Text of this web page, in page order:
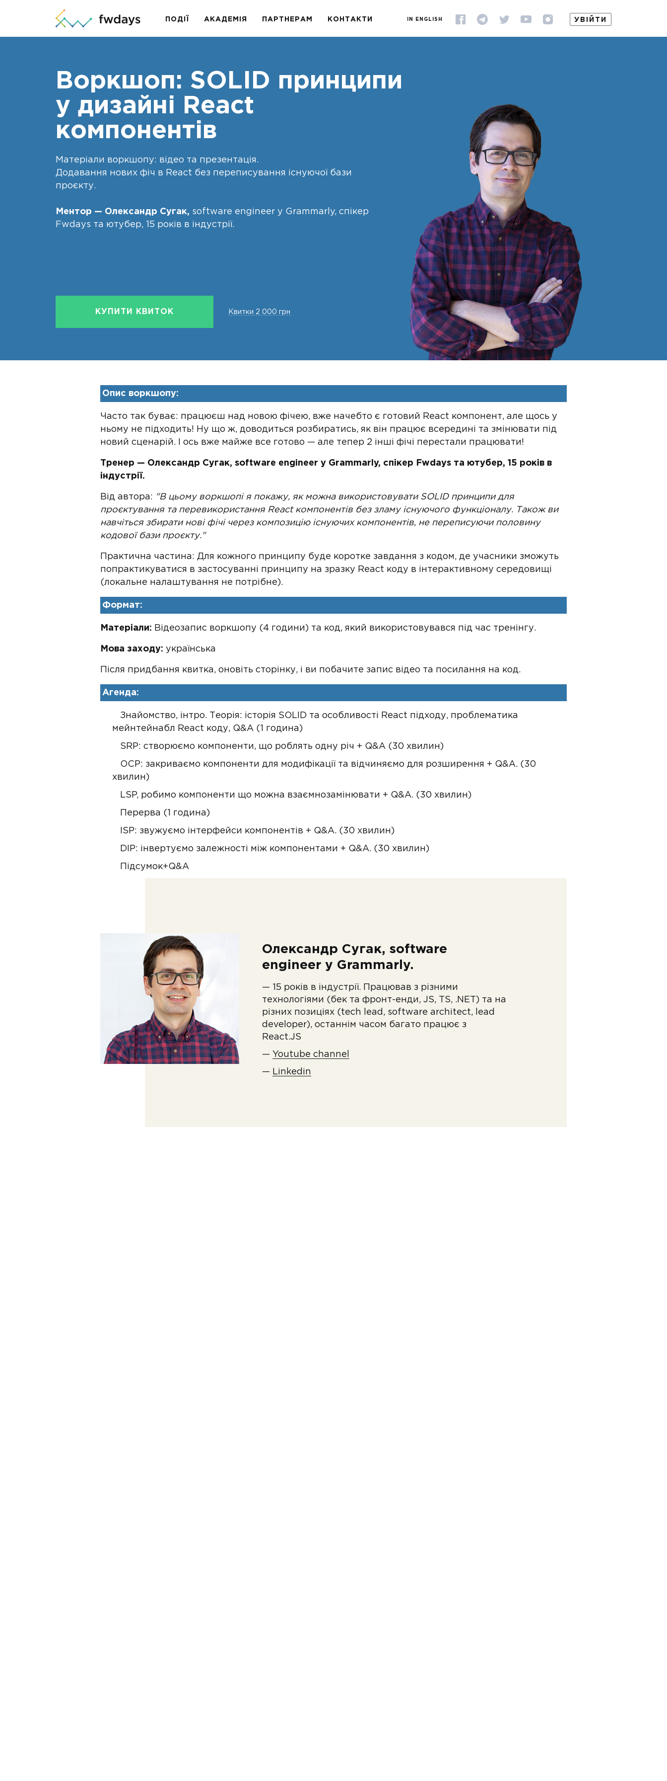
ПОДІЇ АКАДЕМІЯ ПАРТНЕРАМ КОНТАКТИ IN ENGLISH УВІЙТИ
Воркшоп: SOLID принципи
у дизайні React
компонентів
Матеріали воркшопу: відео та презентація.
Додавання нових фіч в React без переписування існуючої бази
проєкту.
Ментор — Олександр Сугак, software engineer у Grammarly, спікер
Fwdays та ютубер, 15 років в індустрії.
КУПИТИ КВИТОК Квитки 2 000 грн
Опис воркшопу:
Часто так буває: працюєш над новою фічею, вже начебто є готовий React компонент, але щось у
ньому не підходить! Ну що ж, доводиться розбиратись, як він працює всередині та змінювати під
новий сценарій. І ось вже майже все готово — але тепер 2 інші фічі перестали працювати!
Тренер — Олександр Сугак, software engineer у Grammarly, спікер Fwdays та ютубер, 15 років в
індустрії.
Від автора: "В цьому воркшопі я покажу, як можна використовувати SOLID принципи для
проєктування та перевикористання React компонентів без зламу існуючого функціоналу. Також ви
навчіться збирати нові фічі через композицію існуючих компонентів, не переписуючи половину
кодової бази проєкту."
Практична частина: Для кожного принципу буде коротке завдання з кодом, де учасники зможуть
попрактикуватися в застосуванні принципу на зразку React коду в інтерактивному середовищі
(локальне налаштування не потрібне).
Формат:
Матеріали: Відеозапис воркшопу (4 години) та код, який використовувався під час тренінгу.
Мова заходу: українська
Після придбання квитка, оновіть сторінку, і ви побачите запис відео та посилання на код.
Агенда:
Знайомство, інтро. Теорія: історія SOLID та особливості React підходу, проблематика
мейнтейнабл React коду, Q&A (1 година)
SRP: створюємо компоненти, що роблять одну річ + Q&A (30 хвилин)
OCP: закриваємо компоненти для модифікації та відчиняємо для розширення + Q&A. (30
хвилин)
LSP, робимо компоненти що можна взаємнозамінювати + Q&A. (30 хвилин)
Перерва (1 година)
ISP: звужуємо інтерфейси компонентів + Q&A. (30 хвилин)
DIP: інвертуємо залежності між компонентами + Q&A. (30 хвилин)
Підсумок+Q&A
Олександр Сугак, software
engineer у Grammarly.
— 15 років в індустрії. Працював з різними
технологіями (бек та фронт-енди, JS, TS, .NET) та на
різних позиціях (tech lead, software architect, lead
developer), останнім часом багато працює з
React.JS
— Youtube channel
— Linkedin